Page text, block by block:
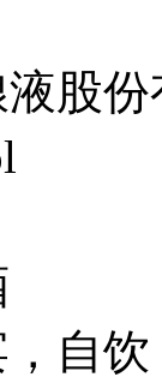
股
自